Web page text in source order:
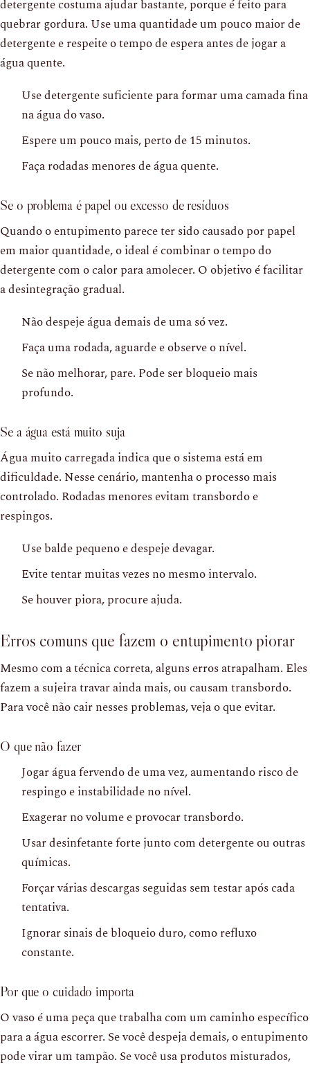
detergente costuma ajudar bastante, porque é feito para
quebrar gordura. Use uma quantidade um pouco maior de
detergente e respeite o tempo de espera antes de jogar a
água quente.
Use detergente suficiente para formar uma camada fina
na água do vaso.
Espere um pouco mais, perto de 15 minutos.
Faça rodadas menores de água quente.
Se o problema é papel ou excesso de resíduos
Quando o entupimento parece ter sido causado por papel
em maior quantidade, o ideal é combinar o tempo do
detergente com o calor para amolecer. O objetivo é facilitar
a desintegração gradual.
Não despeje água demais de uma só vez.
Faça uma rodada, aguarde e observe o nível.
Se não melhorar, pare. Pode ser bloqueio mais
profundo.
Se a água está muito suja
Água muito carregada indica que o sistema está em
dificuldade. Nesse cenário, mantenha o processo mais
controlado. Rodadas menores evitam transbordo e
respingos.
Use balde pequeno e despeje devagar.
Evite tentar muitas vezes no mesmo intervalo.
Se houver piora, procure ajuda.
Erros comuns que fazem o entupimento piorar
Mesmo com a técnica correta, alguns erros atrapalham. Eles
fazem a sujeira travar ainda mais, ou causam transbordo.
Para você não cair nesses problemas, veja o que evitar.
O que não fazer
Jogar água fervendo de uma vez, aumentando risco de
respingo e instabilidade no nível.
Exagerar no volume e provocar transbordo.
Usar desinfetante forte junto com detergente ou outras
químicas.
Forçar várias descargas seguidas sem testar após cada
tentativa.
Ignorar sinais de bloqueio duro, como refluxo
constante.
Por que o cuidado importa
O vaso é uma peça que trabalha com um caminho específico
para a água escorrer. Se você despeja demais, o entupimento
pode virar um tampão. Se você usa produtos misturados,